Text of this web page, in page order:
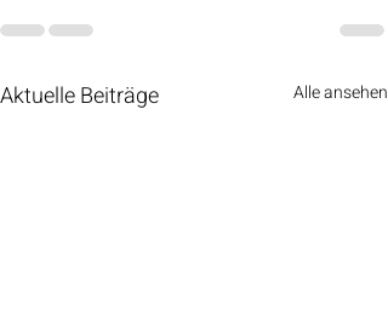
Aktuelle Beiträge Alle ansehen